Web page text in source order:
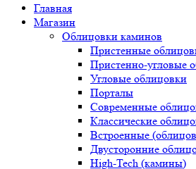
Главная
Магазин
Облицовки каминов
Пристенные
Пристенно-угловые
Угловые облицовки
Порталы
Современные
Классические
Встроенные
Двусторонние
High-Tech (камины)